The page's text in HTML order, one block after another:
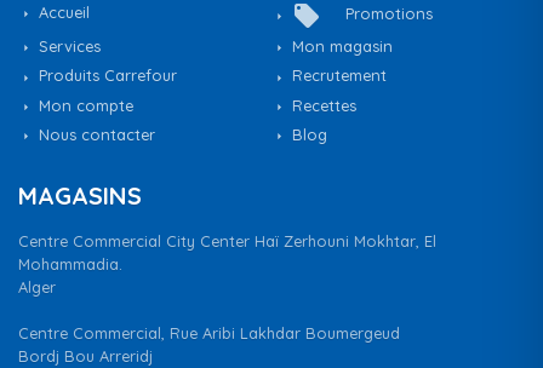
Accueil local_offer
Promotions
Services
Mon magasin
Produits Carrefour
Recrutement
Mon compte
Recettes
Nous contacter
Blog
MAGASINS
Centre Commercial City Center Haï Zerhouni Mokhtar, El
Mohammadia.
Alger
Centre Commercial, Rue Aribi Lakhdar Boumergeud
Bordj Bou Arreridj